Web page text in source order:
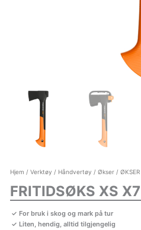
Hjem / Verktøy / Håndvertøy / Økser/ ØKSER
FRITIDSØKS XS
For bruk i skog og mark på tur
Liten, hendig, alltid tilgjengelig